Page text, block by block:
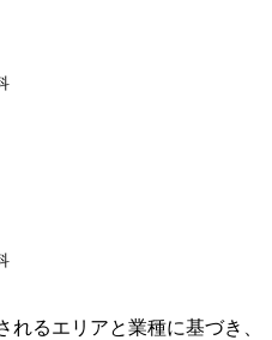
るエリアと業種に基づき、